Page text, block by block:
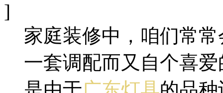
]
家庭装修中，咱们常
一套调配而又自个喜